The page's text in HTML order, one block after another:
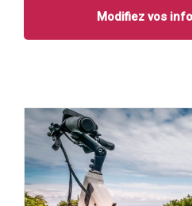
Modifiez vos